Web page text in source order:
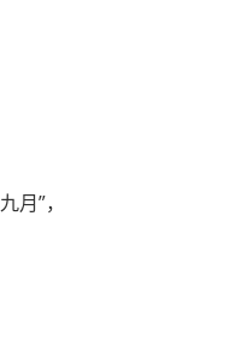
月丁亥”，
五日。山东潍县出